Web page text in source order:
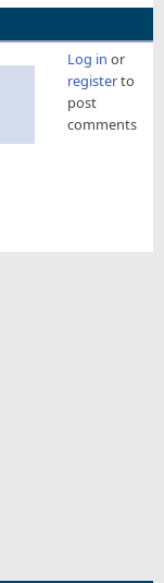
Log in or
registerto
post
comments